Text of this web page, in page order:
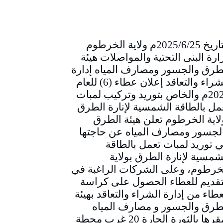
التاريخ 2025/6/25م ولاية الخرطوم
البنى التحتية والمواصلات هيئة
والجسور ومصارف المياه إدارة
الشراء والتعاقد إعلان عطاء (6) للعام
2025م والخاص بتوريد وتركيب لمبات
بالطاقة الشمسية لإنارة الطرق
الخرطوم تعلن هيئة الطرق
ومصارف المياه عن حاجتها
توريد لمبات تعمل بالطاقة
لإنارة الطرق بولاية
وعلى الشركات الراغبة في
للعطاء الحصول على كراسة
من إدارة الشراء والتعاقد بهيئة
والجسور و مصارف المياه
بمقرها بالثورة الحارة 20 غرب محطة